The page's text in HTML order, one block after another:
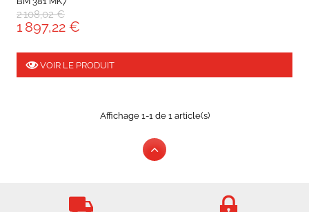
2 108,02 €
1 897,22 €
VOIR LE PRODUIT
Affichage 1-1 de 1 article(s)